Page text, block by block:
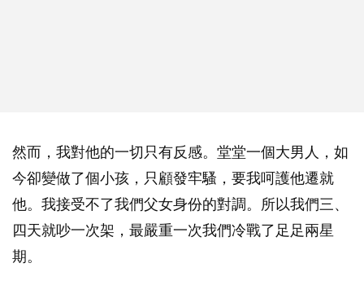
然而，我對他的一切只有反感。堂堂一個大男人，如
今卻變做了個小孩，只顧發牢騷，要我呵護他遷就
他。我接受不了我們父女身份的對調。所以我們三、
四天就吵一次架，最嚴重一次我們冷戰了足足兩星
期。